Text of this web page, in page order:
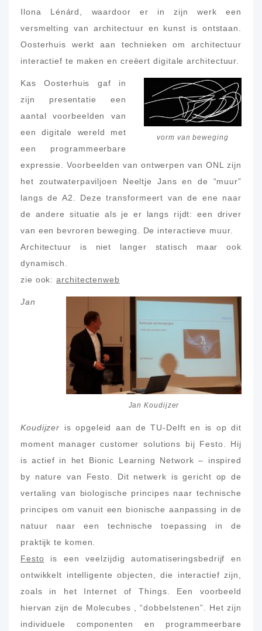
Ilona Lénárd, waardoor er in zijn werk een
versmelting van architectuur en kunst is ontstaan.
Oosterhuis werkt aan technieken om architectuur
interactief te maken en creëert digitale architectuur.
vorm van beweging
Kas Oosterhuis gaf in
zijn presentatie een
aantal voorbeelden van
een digitale wereld met
een programmeerbare
expressie. Voorbeelden van ontwerpen van ONL zijn
het zoutwaterpaviljoen Neeltje Jans en de “muur”
langs de A2. Deze transformeert van de ene naar
de andere situatie als je er langs rijdt: een driver
van een bevroren beweging. De interactieve muur.
Architectuur is niet langer statisch maar ook
dynamisch.
zie ook:architectenweb
Jan Koudijzer
Jan
Koudijzer is opgeleid aan de TU-Delft en is op dit
moment manager customer solutions bij Festo. Hij
is actief in het Bionic Learning Network – inspired
by nature van Festo. Dit netwerk is gericht op de
vertaling van biologische principes naar technische
principes om vanuit een bionische aanpassing in de
natuur naar een technische toepassing in de
praktijk te komen.
Festo is een veelzijdig automatiseringsbedrijf en
ontwikkelt intelligente objecten, die interactief zijn,
zoals in het Internet of Things. Een voorbeeld
hiervan zijn de Molecubes , “dobbelstenen”. Het zijn
individuele componenten en programmeerbare